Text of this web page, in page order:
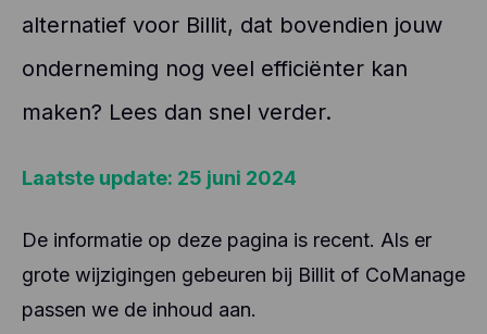
alternatief voor Billit, dat bovendien jouw
onderneming nog veel efficiënter kan
maken? Lees dan snel verder.
Laatste update: 25 juni 2024
De informatie op deze pagina is recent. Als er
grote wijzigingen gebeuren bij Billit of CoManage
passen we de inhoud aan.